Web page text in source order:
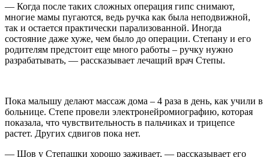
— Когда после таких сложных операция гипс снимают,
многие мамы пугаются, ведь ручка как была неподвижной,
так и остается практически парализованной. Иногда
состояние даже хуже, чем было до операции. Степану и его
родителям предстоит еще много работы – ручку нужно
разрабатывать, — рассказывает лечащий врач Степы.
Пока малышу делают массаж дома – 4 раза в день, как учили в
больнице. Степе провели электронейромиографию, которая
показала, что чувствительность в пальчиках и трицепсе
растет. Других сдвигов пока нет.
— Шов у Степашки хорошо заживает, — рассказывает его